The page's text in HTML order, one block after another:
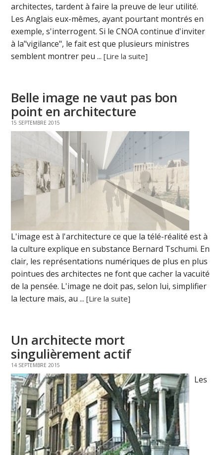
architectes, tardent à faire la preuve de leur utilité.
Les Anglais eux-mêmes, ayant pourtant montrés en
exemple, s'interrogent. Si le CNOA continue d'inviter
à la"vigilance", le fait est que plusieurs ministres
semblent montrer peu ...[Lire la suite]
Belle image ne vaut pas bon
point en architecture
15 SEPTEMBRE 2015
L'image est à l'architecture ce que la télé-réalité est à
la culture explique en substance Bernard Tschumi. En
clair, les représentations numériques de plus en plus
pointues des architectes ne font que cacher la vacuité
de la pensée. L'image ne doit pas, selon lui, simplifier
la lecture mais, au ...[Lire la suite]
Un architecte mort
singulièrement actif
14 SEPTEMBRE 2015
Les